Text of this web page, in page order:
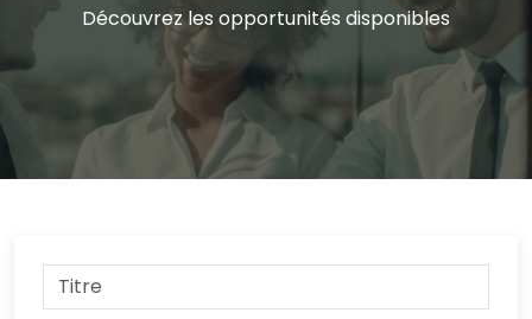
Découvrez les opportunités disponibles